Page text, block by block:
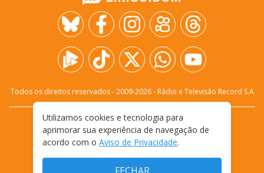
Todos os direitos reservados - 2009-2026- Rádio e Televisão Record S.A
FALE CONOSCO
PRIVACIDADE
TERMOS E CONDIÇÕES DE USO
Utilizamos cookies e tecnologia para
aprimorar sua experiência de navegação de
acordo com o Aviso de Privacidade.